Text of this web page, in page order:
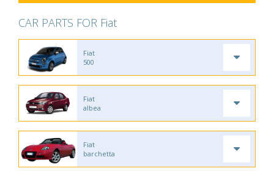
CAR PARTS FOR Fiat
Fiat
500
Fiat
albea
Fiat
barchetta